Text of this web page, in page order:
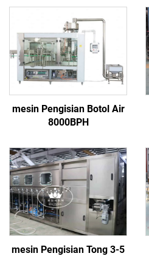
mesin Pengisian Botol Air
8000BPH
mesin Pengisian Tong 3-5